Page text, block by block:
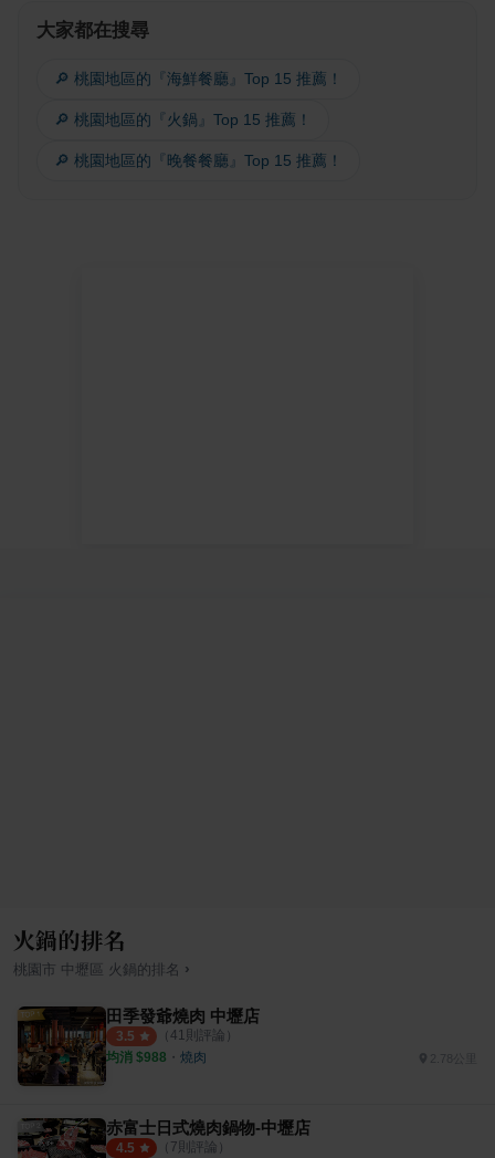
大家都在搜尋
🔎 桃園地區的『海鮮餐廳』Top 15 推薦！
🔎 桃園地區的『火鍋』Top 15 推薦！
🔎 桃園地區的『晚餐餐廳』Top 15 推薦！
火鍋的排名
桃園市 中壢區 火鍋 的排名 ›
田季發爺燒肉 中壢店
3.5 （ 41則評論）
均消 $988 ・ 燒肉
赤富士日式燒肉鍋物-中壢店
4.5 （ 7則評論）